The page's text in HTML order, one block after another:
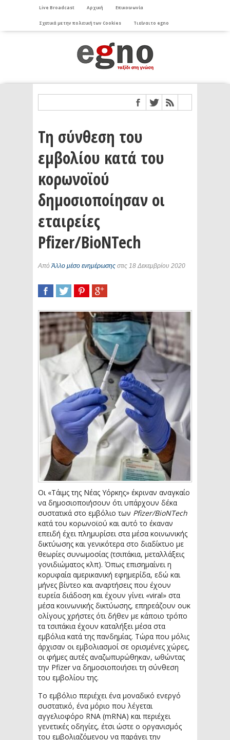
Live Broadcast Αρχική Επικοινωνία
Σχετικά με την πολιτική των Cookies Τι είναι το egno
Τη σύνθεση του
εμβολίου κατά του
κορωνοϊού
δημοσιοποίησαν οι
εταιρείες
Pfizer/BioNTech
ΑπόΆλλο μέσο ενημέρωσης στις 18 Δεκεμβρίου 2020
Οι «Τάιμς της Νέας Υόρκης» έκριναν αναγκαίο
να δημοσιοποιήσουν ότι υπάρχουν δέκα
συστατικά στο εμβόλιο των Pfizer/BioNTech
κατά του κορωνοϊού και αυτό το έκαναν
επειδή έχει πλημυρίσει στα μέσα κοινωνικής
δικτύωσης και γενικότερα στο διαδίκτυο με
θεωρίες συνωμοσίας (τσιπάκια, μεταλλάξεις
γονιδιώματος κλπ). Όπως επισημαίνει η
κορυφαία αμερικανική εφημερίδα, εδώ και
μήνες βίντεο και αναρτήσεις που έχουν
ευρεία διάδοση και έχουν γίνει «viral» στα
μέσα κοινωνικής δικτύωσης, επηρεάζουν ουκ
ολίγους χρήστες ότι δήθεν με κάποιο τρόπο
τα τσιπάκια έχουν καταλήξει μέσα στα
εμβόλια κατά της πανδημίας. Τώρα που μόλις
άρχισαν οι εμβολιασμοί σε ορισμένες χώρες,
οι φήμες αυτές αναζωπυρώθηκαν, ωθώντας
την Pfizer να δημοσιοποιήσει τη σύνθεση
του εμβολίου της.
Το εμβόλιο περιέχει ένα μοναδικό ενεργό
συστατικό, ένα μόριο που λέγεται
αγγελιοφόρο RNA (mRNA) και περιέχει
γενετικές οδηγίες, έτσι ώστε ο οργανισμός
του εμβολιαζόμενου να παράγει την